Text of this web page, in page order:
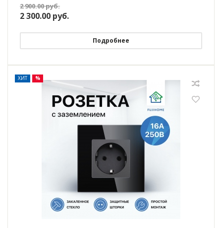
2 900.00руб.
2 300.00 руб.
Подробнее
ХИТ %